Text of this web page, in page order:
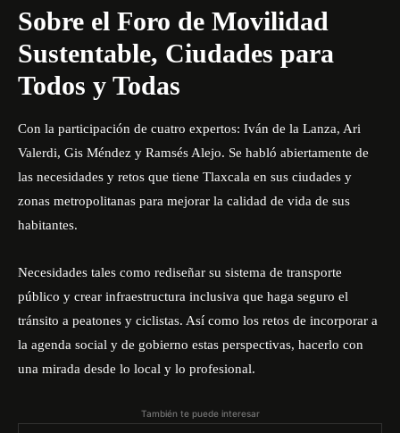
Sobre el Foro de Movilidad
Sustentable, Ciudades para
Todos y Todas
Con la participación de cuatro expertos: Iván de la Lanza, Ari
Valerdi, Gis Méndez y Ramsés Alejo. Se habló abiertamente de
las necesidades y retos que tiene Tlaxcala en sus ciudades y
zonas metropolitanas para mejorar la calidad de vida de sus
habitantes.
Necesidades tales como rediseñar su sistema de transporte
público y crear infraestructura inclusiva que haga seguro el
tránsito a peatones y ciclistas. Así como los retos de incorporar a
la agenda social y de gobierno estas perspectivas, hacerlo con
una mirada desde lo local y lo profesional.
También te puede interesar